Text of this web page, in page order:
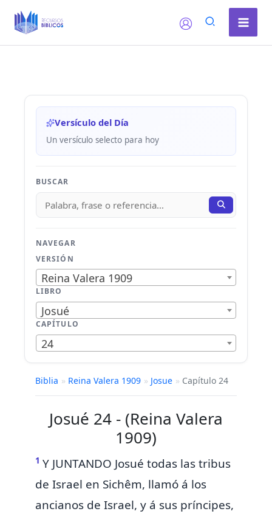
Versículo del Día
Un versículo selecto para hoy
BUSCAR
NAVEGAR
VERSIÓN
Reina Valera 1909
LIBRO
Josué
CAPÍTULO
24
Biblia » Reina Valera 1909 » Josue » Capítulo 24
Josué 24 - (Reina Valera
1909)
1 Y JUNTANDO Josué todas las tribus
de Israel en Sichêm, llamó á los
ancianos de Israel, y á sus príncipes,